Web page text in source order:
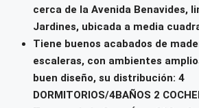
cerca de la Avenida Benavides,
Jardines, ubicada a media
Tiene buenos acabados de
escaleras, con ambientes
buen diseño, su distribución: 4
DORMITORIOS/4BAÑOS 2